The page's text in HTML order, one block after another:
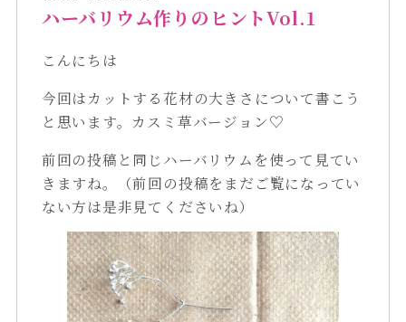
ハーバリウム作りのヒントVol.1
こんにちは
今回はカットする花材の大きさについて書こう
と思います。カスミ草バージョン♡
前回の投稿と同じハーバリウムを使って見てい
きますね。（前回の投稿をまだご覧になってい
ない方は是非見てくださいね）